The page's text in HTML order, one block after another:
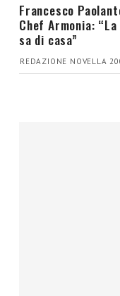
Francesco
Chef Armonia:
sa di casa”
REDAZIONE NOVELLA